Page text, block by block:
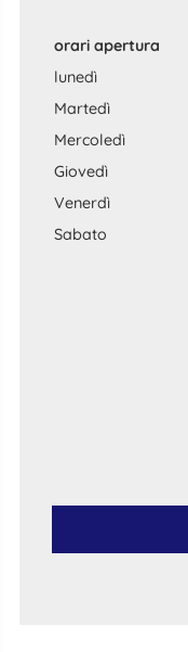
orari apertura
lunedì
Martedì
Mercoledì
Giovedì
Venerdì
Sabato